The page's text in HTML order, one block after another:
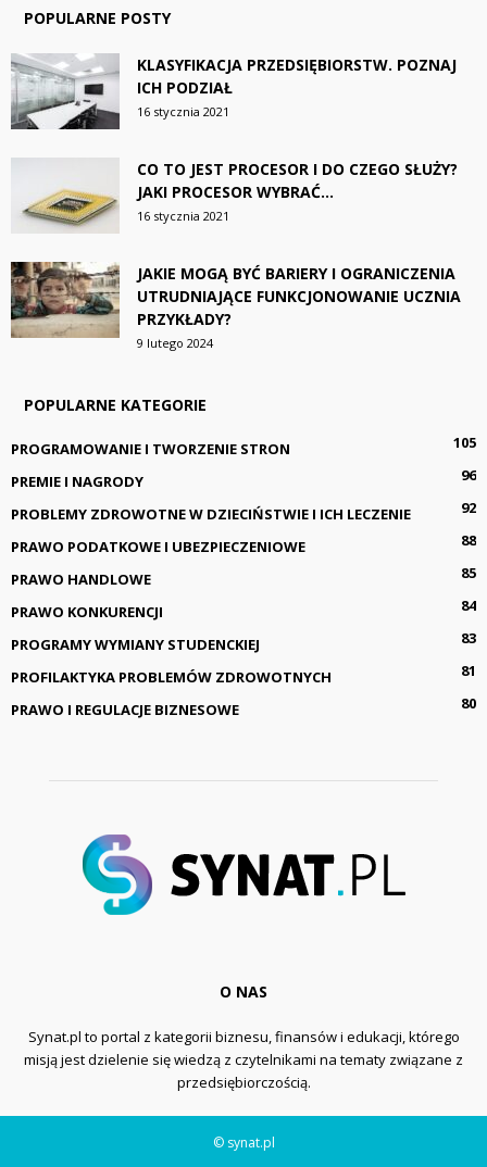
POPULARNE POSTY
KLASYFIKACJA PRZEDSIĘBIORSTW. POZNAJ
ICH PODZIAŁ
16 stycznia 2021
CO TO JEST PROCESOR I DO CZEGO SŁUŻY?
JAKI PROCESOR WYBRAĆ...
16 stycznia 2021
JAKIE MOGĄ BYĆ BARIERY I OGRANICZENIA
UTRUDNIAJĄCE FUNKCJONOWANIE UCZNIA
PRZYKŁADY?
9 lutego 2024
POPULARNE KATEGORIE
PROGRAMOWANIE I TWORZENIE STRON
105
PREMIE I NAGRODY
96
PROBLEMY ZDROWOTNE W DZIECIŃSTWIE I ICH LECZENIE
92
PRAWO PODATKOWE I UBEZPIECZENIOWE
88
PRAWO HANDLOWE
85
PRAWO KONKURENCJI
84
PROGRAMY WYMIANY STUDENCKIEJ
83
PROFILAKTYKA PROBLEMÓW ZDROWOTNYCH
81
PRAWO I REGULACJE BIZNESOWE
80
O NAS
Synat.pl to portal z kategorii biznesu, finansów i edukacji, którego
misją jest dzielenie się wiedzą z czytelnikami na tematy związane z
przedsiębiorczością.
© synat.pl